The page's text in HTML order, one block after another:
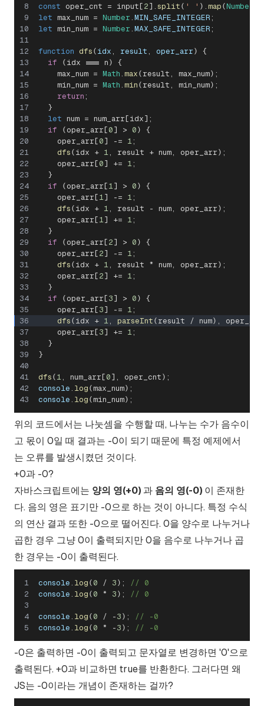
const oper_cnt = input [ 2 ] split ( ' ' ) map (Number
let max_num = Number MIN_SAFE_INTEGER ;
let min_num = Number MAX_SAFE_INTEGER ;
function dfs ( idx result oper_arr )
{
if
( idx === n )
{
    max_num
= Math max ( result max_num) ;
    min_num
= Math min ( result min_num) ;
return ;
}
let num = num_arr [ idx ] ;
if
(oper_arr [0 ] > 0 )
{
    oper_arr
[0 ] -= 1 ;
dfs ( idx + 1 result + num oper_arr ) ;
    oper_arr
[0 ] += 1 ;
}
if
(oper_arr [ 1 ] > 0 )
{
    oper_arr
[ 1 ] -= 1 ;
dfs ( idx + 1 result - num oper_arr ) ;
    oper_arr
[ 1 ] += 1 ;
}
if
(oper_arr [ 2 ] > 0 )
{
    oper_arr
[ 2 ] -= 1 ;
dfs ( idx + 1 result * num oper_arr ) ;
    oper_arr
[ 2 ] += 1 ;
}
if
(oper_arr [ 3 ] > 0 )
{
    oper_arr
[ 3 ] -= 1 ;
dfs ( idx + 1 parseInt ( result / num) oper_arr
    oper_arr
[ 3 ] += 1 ;
}
}
dfs ( 1 num_arr [0 ] oper_cnt ) ;
console log (max_num) ;
console log (min_num) ;
위의 코드에서는 나눗셈을 수행할 때, 나누는 수가 음수이
고 몫이 0일 때 결과는 -0이 되기 때문에 특정 예제에서
는 오류를 발생시켰던 것이다.
+0과 -0?
자바스크립트에는 양의 영(+0) 과 음의 영(-0) 이 존재한
다. 음의 영은 표기만 -0으로 하는 것이 아니다. 특정 수식
의 연산 결과 또한 -0으로 떨어진다. 0을 양수로 나누거나
곱한 경우 그냥 0이 출력되지만 0을 음수로 나누거나 곱
한 경우는 -0이 출력된다.
console log (0 / 3 ) ;
// 0
console log (0 * 3 ) ; // 0
console log (0 / - 3 ) ;
// -0
console log (0 * - 3 ) ; // -0
-0은 출력하면 -0이 출력되고 문자열로 변경하면 '0'으로
출력된다. +0과 비교하면 true를 반환한다. 그러다면 왜
JS는 -0이라는 개념이 존재하는 걸까?